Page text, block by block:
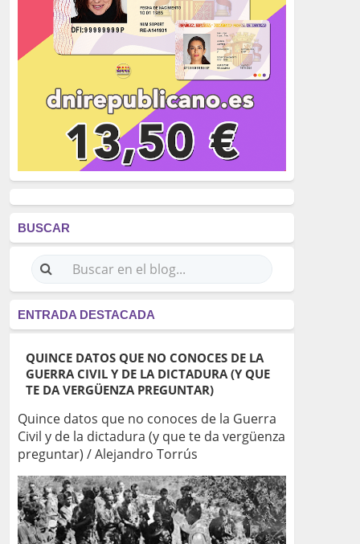
BUSCAR
ENTRADA DESTACADA
QUINCE DATOS QUE NO CONOCES DE LA
GUERRA CIVIL Y DE LA DICTADURA (Y QUE
TE DA VERGÜENZA PREGUNTAR)
Quince datos que no conoces de la Guerra
Civil y de la dictadura (y que te da vergüenza
preguntar) / Alejandro Torrús